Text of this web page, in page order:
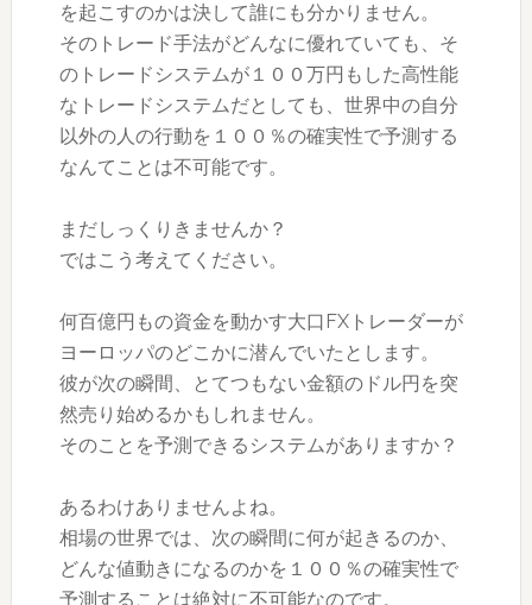
を起こすのかは決して誰にも分かりません。
そのトレード手法がどんなに優れていても、そ
のトレードシステムが１００万円もした高性能
なトレードシステムだとしても、世界中の自分
以外の人の行動を１００％の確実性で予測する
なんてことは不可能です。
まだしっくりきませんか？
ではこう考えてください。
何百億円もの資金を動かす大口FXトレーダーが
ヨーロッパのどこかに潜んでいたとします。
彼が次の瞬間、とてつもない金額のドル円を突
然売り始めるかもしれません。
そのことを予測できるシステムがありますか？
あるわけありませんよね。
相場の世界では、次の瞬間に何が起きるのか、
どんな値動きになるのかを１００％の確実性で
予測することは絶対に不可能なのです。